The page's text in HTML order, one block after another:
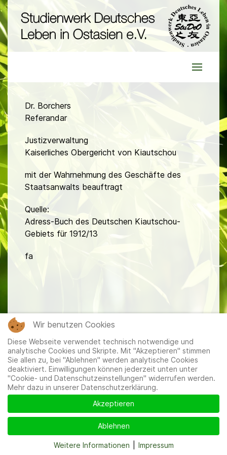
Dr. Borchers
Referandar
Justizverwaltung
Kaiserliches Obergericht von Kiautschou
mit der Wahrnehmung des Geschäfte des
Staatsanwalts beauftragt
Quelle:
Adress-Buch des Deutschen Kiautschou-
Gebiets für 1912/13
fa
und Datenschutzeinstellungen
Wir benutzen Cookies
Diese Webseite verwendet technisch notwendige und
analytische Cookies und Skripte. Mit "Akzeptieren" stimmen
Sie allen zu, bei "Ablehnen" werden analytische Cookies
deaktiviert. Einwilligungen können jederzeit unten unter
"Cookie- und Datenschutzeinstellungen" widerrufen werden.
Mehr dazu in unserer Datenschutzerklärung.
Akzeptieren
Ablehnen
Weitere Informationen Impressum